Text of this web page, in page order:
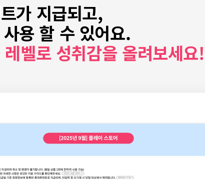
가 지급되고,
사용 할 수 있어요.
벨로 성취감을 올려보세요!